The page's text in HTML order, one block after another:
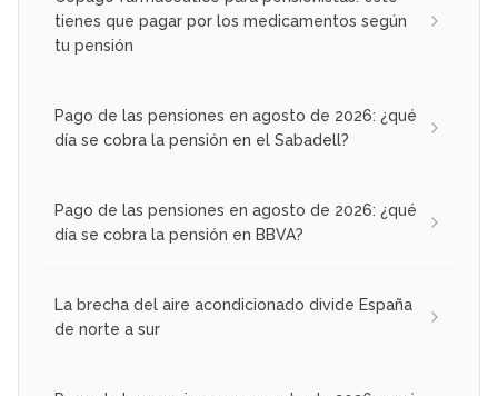
tienes que pagar por los medicamentos según
tu pensión
Pago de las pensiones en agosto de 2026: ¿qué
día se cobra la pensión en el Sabadell?
Pago de las pensiones en agosto de 2026: ¿qué
día se cobra la pensión en BBVA?
La brecha del aire acondicionado divide España
de norte a sur